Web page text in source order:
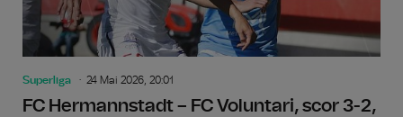
Superliga 24 Mai 2026, 20:01
FC Hermannstadt – FC Voluntari, scor 3-2,